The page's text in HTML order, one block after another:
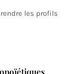
les profils